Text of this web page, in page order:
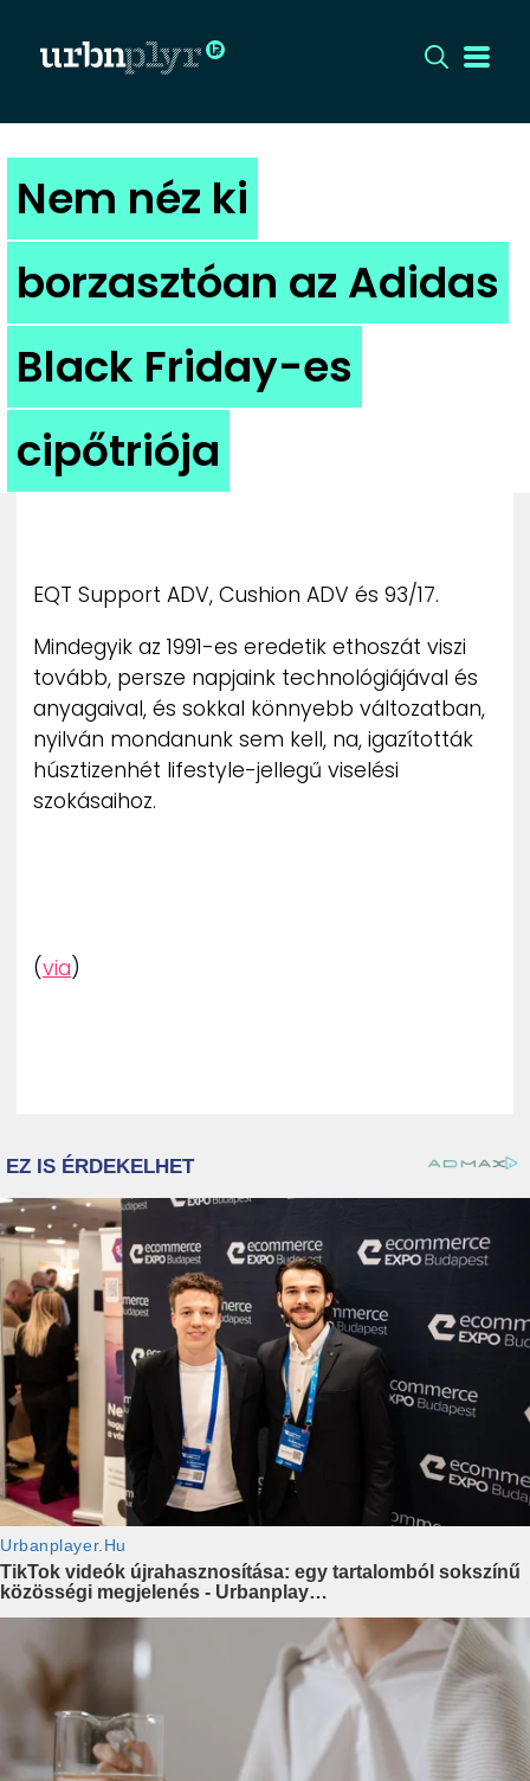
CÍMLAP
DIZÁJN
DIVAT
HIP
KULT
UTCA
MÉDIAAJÁNLAT
IMPRESSZUM
PR-ARCHÍVUM
ADATKEZELÉSI TÁJÉKOZTATÓ
Nem néz ki
borzasztóan az Adidas
Black Friday-es
cipőtriója
EQT Support ADV, Cushion ADV és 93/17.
Mindegyik az 1991-es eredetik ethoszát viszi
tovább, persze napjaink technológiájával és
anyagaival, és sokkal könnyebb változatban,
nyilván mondanunk sem kell, na, igazították
húsztizenhét lifestyle-jellegű viselési
szokásaihoz.
(via)